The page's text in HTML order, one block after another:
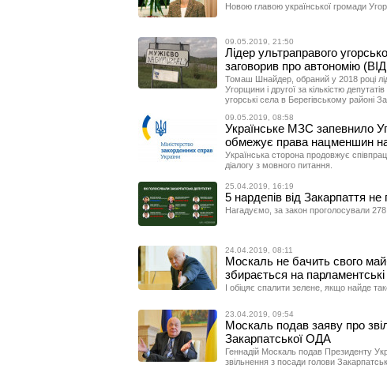
Новою главою української громади
09.05.2019, 21:50
Лідер ультраправого
заговорив про автономію
Томаш Шнайдер, обраний у 2018 році
Угорщини і другої за кількістю
угорські села в Берегівському районі
09.05.2019, 08:58
Українське МЗС запевнило
обмежує права нацменшин на
Українська сторона продовжує
діалогу з мовного питання.
25.04.2019, 16:19
5 нардепів від Закарпаття
Нагадуємо, за закон проголосували 278
24.04.2019, 08:11
Москаль не бачить свого
збирається на
І обіцяє спалити зелене, якщо найде
23.04.2019, 09:54
Москаль подав заяву про
Закарпатської ОДА
Геннадій Москаль подав Президенту
звільнення з посади голови